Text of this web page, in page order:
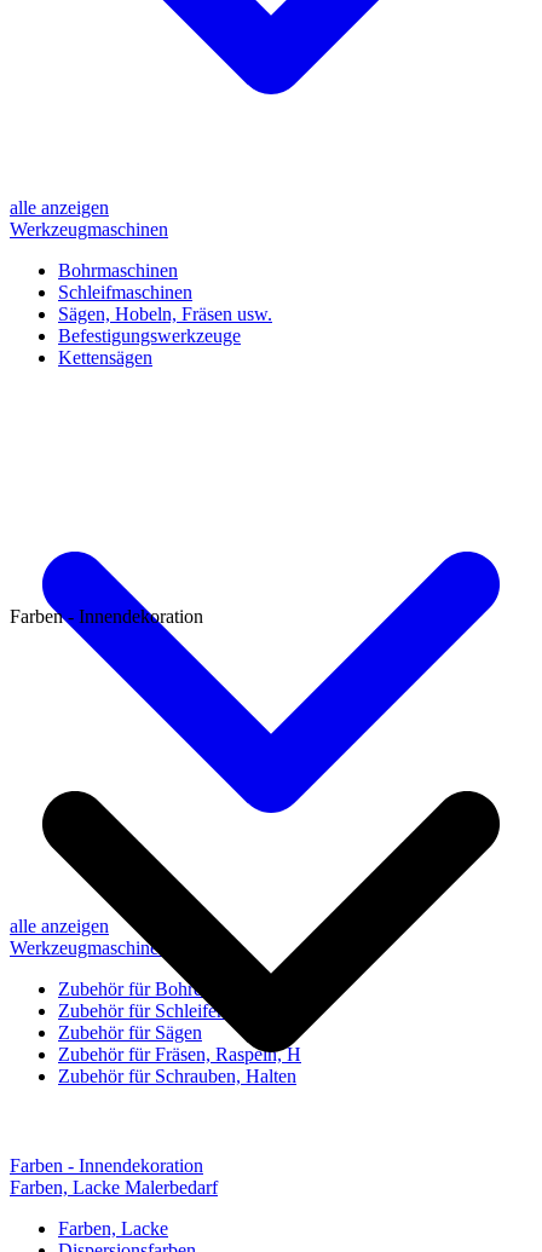
alle anzeigen
Werkzeugmaschinen
Bohrmaschinen
Schleifmaschinen
Sägen, Hobeln, Fräsen usw.
Befestigungswerkzeuge
Kettensägen
alle anzeigen
Werkzeugmaschinen-Zubehör
Zubehör für Bohren, Bohrhilfen
Zubehör für Schleifen, Poliere
Zubehör für Sägen
Zubehör für Fräsen, Raspeln, H
Zubehör für Schrauben, Halten
Farben - Innendekoration
Farben - Innendekoration
Farben, Lacke Malerbedarf
Farben, Lacke